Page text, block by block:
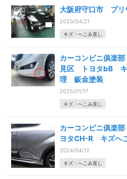
大阪府守口市 プ
2023/04/21
キズ・へこみ直し
カーコンビニ俱楽
見区 トヨタbB
理 鈑金塗装
2025/01/17
キズ・へこみ直し
カーコンビニ俱楽
ヨタCH-R キズへ
2024/04/12
キズ・へこみ直し